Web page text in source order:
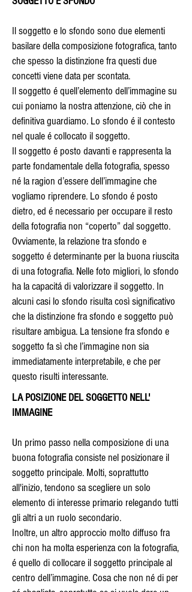
Il soggetto e lo sfondo sono due elementi
basilare della composizione fotografica, tanto
che spesso la distinzione fra questi due
concetti viene data per scontata.
Il soggetto é quell’elemento dell’immagine su
cui poniamo la nostra attenzione, ciò che in
definitiva guardiamo. Lo sfondo é il contesto
nel quale é collocato il soggetto.
Il soggetto é posto davanti e rappresenta la
parte fondamentale della fotografia, spesso
né la ragion d’essere dell’immagine che
vogliamo riprendere. Lo sfondo é posto
dietro, ed é necessario per occupare il resto
della fotografia non “coperto” dal soggetto.
Ovviamente, la relazione tra sfondo e
soggetto é determinante per la buona riuscita
di una fotografia. Nelle foto migliori, lo sfondo
ha la capacitá di valorizzare il soggetto. In
alcuni casi lo sfondo risulta così significativo
che la distinzione fra sfondo e soggetto può
risultare ambigua. La tensione fra sfondo e
soggetto fa sì che l’immagine non sia
immediatamente interpretabile, e che per
questo risulti interessante.
LA POSIZIONE DEL SOGGETTO NELL'
IMMAGINE
Un primo passo nella composizione di una
buona fotografia consiste nel posizionare il
soggetto principale. Molti, soprattutto
all'inizio, tendono sa scegliere un solo
elemento di interesse primario relegando tutti
gli altri a un ruolo secondario.
Inoltre, un altro approccio molto diffuso fra
chi non ha molta esperienza con la fotografia,
é quello di collocare il soggetto principale al
centro dell’immagine. Cosa che non né di per